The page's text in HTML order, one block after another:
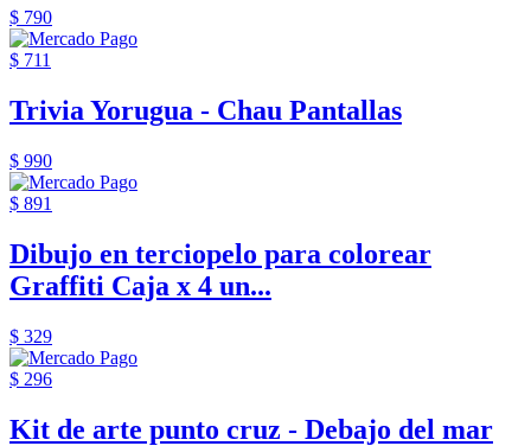
$ 790
$ 711
Trivia Yorugua - Chau Pantallas
$ 990
$ 891
Dibujo en terciopelo para colorear
Graffiti Caja x 4 un...
$ 329
$ 296
Kit de arte punto cruz - Debajo del mar